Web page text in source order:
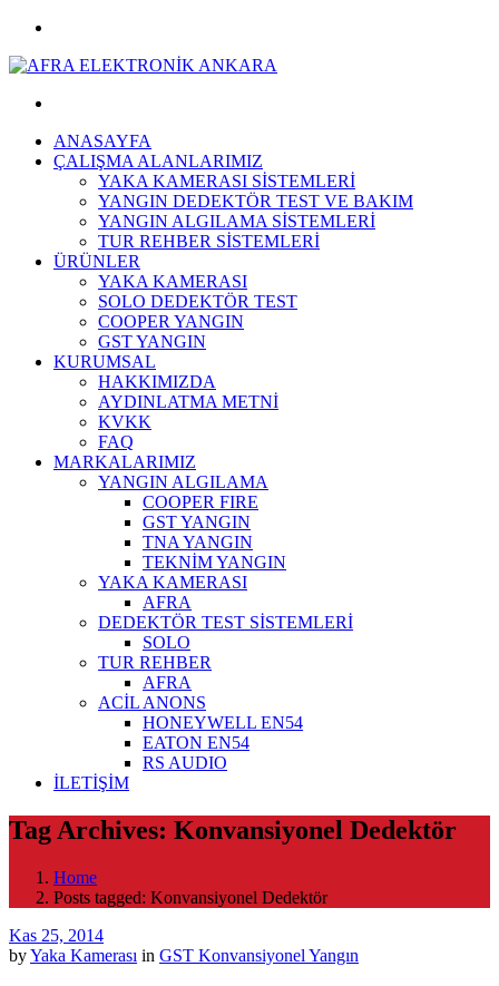
ANASAYFA
ÇALIŞMA ALANLARIMIZ
YAKA KAMERASI SİSTEMLERİ
YANGIN DEDEKTÖR TEST VE BAKIM
YANGIN ALGILAMA SİSTEMLERİ
TUR REHBER SİSTEMLERİ
ÜRÜNLER
YAKA KAMERASI
SOLO DEDEKTÖR TEST
COOPER YANGIN
GST YANGIN
KURUMSAL
HAKKIMIZDA
AYDINLATMA METNİ
KVKK
FAQ
MARKALARIMIZ
YANGIN ALGILAMA
COOPER FIRE
GST YANGIN
TNA YANGIN
TEKNİM YANGIN
YAKA KAMERASI
AFRA
DEDEKTÖR TEST SİSTEMLERİ
SOLO
TUR REHBER
AFRA
ACİL ANONS
HONEYWELL EN54
EATON EN54
RS AUDIO
İLETİŞİM
Tag Archives: Konvansiyonel Dedektör
Home
Posts tagged: Konvansiyonel Dedektör
Kas 25, 2014
byYaka Kamerası in GST Konvansiyonel Yangın